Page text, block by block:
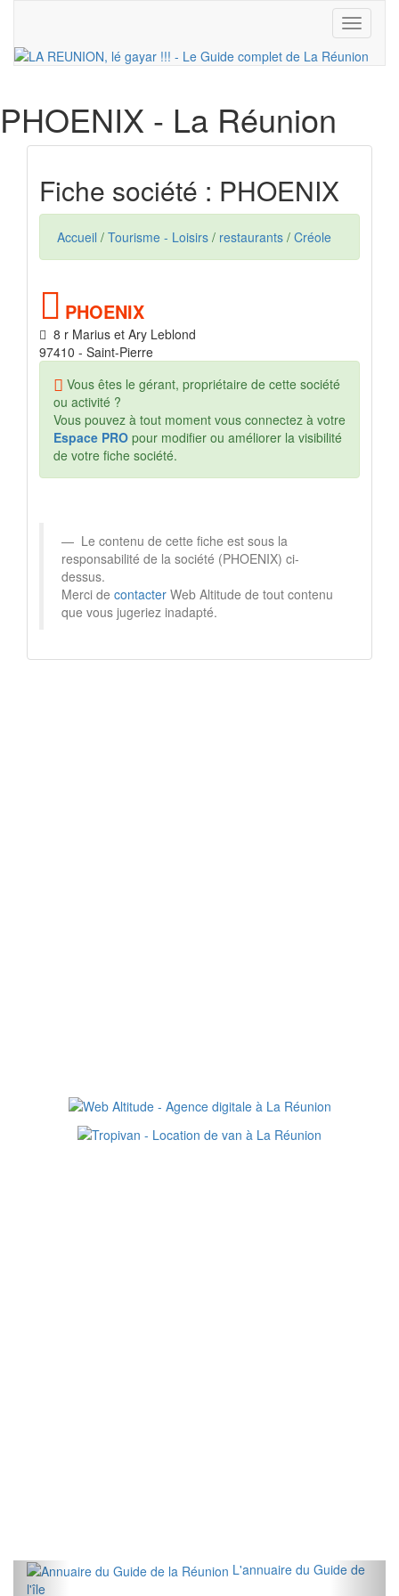
Toggle
PHOENIX - La Réunion
Fiche société : PHOENIX
Accueil / Tourisme - Loisirs / restaurants / Créole
PHOENIX
8 r Marius et Ary Leblond
97410 - Saint-Pierre
Vous êtes le gérant, propriétaire de cette société
ou activité ?
Vous pouvez à tout moment vous connectez à votre
Espace PRO pour modifier ou améliorer la visibilité
de votre fiche société.
Le contenu de cette fiche est sous la
responsabilité de la société (PHOENIX) ci-
dessus.
Merci de contacter Web Altitude de tout contenu
que vous jugeriez inadapté.
L'annuaire du Guide de
l'île